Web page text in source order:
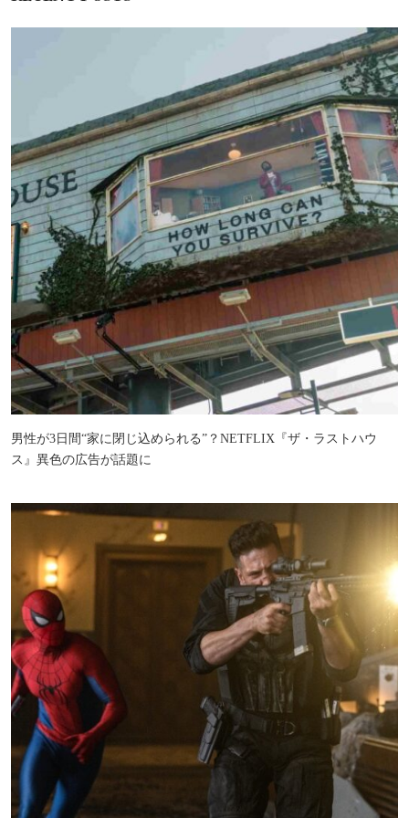
男性が3日間“家に閉じ込められる”？NETFLIX『ザ・ラストハウ
ス』異色の広告が話題に